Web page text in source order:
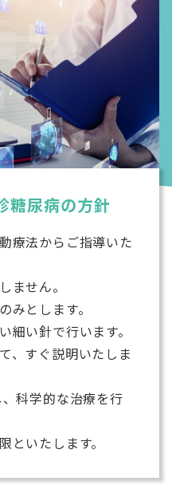
糖尿病の方針
療法からご指導いた
ません。
みとします。
細い針で行います。
、すぐ説明いたしま
科学的な治療を行
といたします。